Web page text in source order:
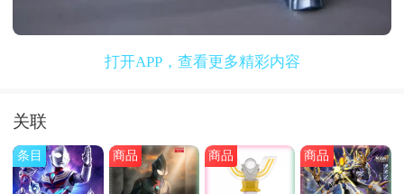
打开APP，查看更多精彩内容
关联
条目 商品 商品 商品